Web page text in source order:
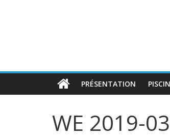
PRÉSENTATION
WE 2019-